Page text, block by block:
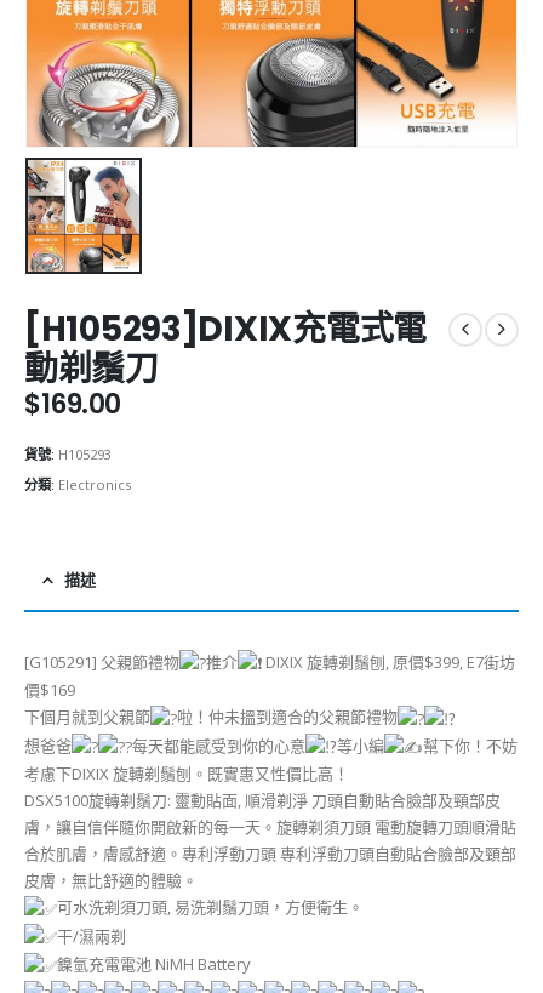
[H105293]DIXIX充電式電
動剃鬚刀
$169.00
貨號: H105293
分類: Electronics
描述
[G105291] 父親節禮物 推介
DIXIX 旋轉剃鬚刨, 原價$399, E7街坊
價$169
下個月就到父親節
啦！仲未搵到適合的父親節禮物
想爸爸
每天都能感受到你的心意 等小編
幫下你！不妨
考慮下DIXIX 旋轉剃鬚刨。既實惠又性價比高！
DSX5100旋轉剃鬚刀: 靈動貼面, 順滑剃淨 刀頭自動貼合臉部及頸部皮
膚，讓自信伴隨你開啟新的每一天。旋轉剃須刀頭 電動旋轉刀頭順滑貼
合於肌膚，膚感舒適。專利浮動刀頭 專利浮動刀頭自動貼合臉部及頸部
皮膚，無比舒適的體驗。
可水洗剃須刀頭, 易洗剃鬚刀頭，方便衛生。
干/濕兩剃
鎳氫充電電池 NiMH Battery